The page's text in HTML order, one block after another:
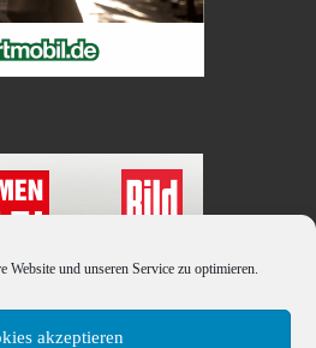
Website und unseren Service zu optimieren.
akzeptieren